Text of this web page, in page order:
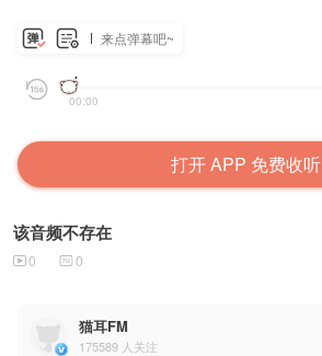
来点弹幕吧~
00:00
打开 APP 免费收听
该音频不存在
0 0
猫耳FM
175589 人关注